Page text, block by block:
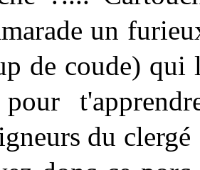
un
de coude)
du